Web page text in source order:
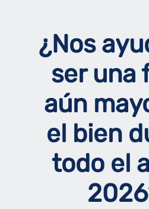
¿Nos
ser una
aún
el bien
todo el